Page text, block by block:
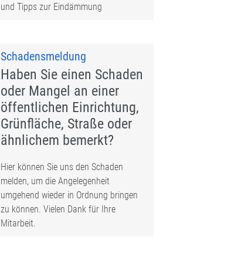
und Tipps zur Eindämmung
Schadensmeldung
Haben Sie einen Schaden
oder Mangel an einer
öffentlichen Einrichtung,
Grünfläche, Straße oder
ähnlichem bemerkt?
Hier können Sie uns den Schaden
melden, um die Angelegenheit
umgehend wieder in Ordnung bringen
zu können. Vielen Dank für Ihre
Mitarbeit.